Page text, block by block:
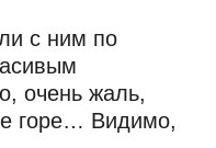
с ним по
очень жаль,
горе… Видимо,